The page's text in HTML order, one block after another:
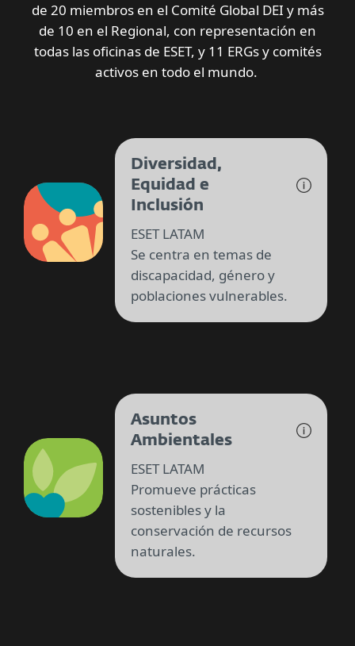
de 20 miembros en el Comité Global DEI y más
de 10 en el Regional, con representación en
todas las oficinas de ESET, y 11 ERGs y comités
activos en todo el mundo.
Diversidad,
Equidad e
Inclusión
ESET LATAM
Se centra en temas de
discapacidad, género y
poblaciones vulnerables.
Asuntos
Ambientales
ESET LATAM
Promueve prácticas
sostenibles y la
conservación de recursos
naturales.